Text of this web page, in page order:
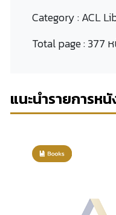
Category :ACL
Total page :377
แนะนำรายการห